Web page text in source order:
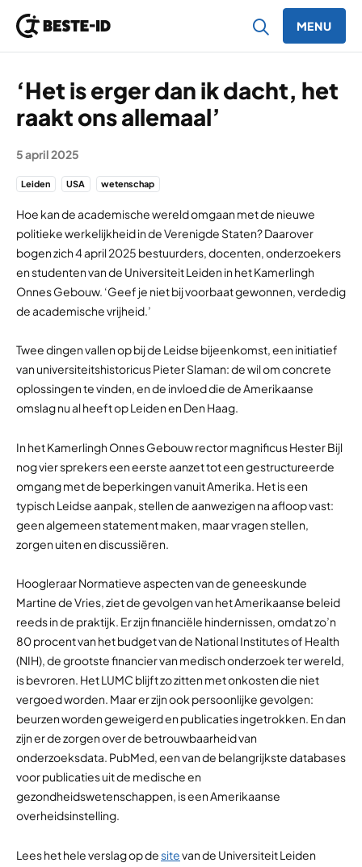
MENU
‘Het is erger dan ik dacht, het
raakt ons allemaal’
5 april 2025
Leiden USA wetenschap
Hoe kan de academische wereld omgaan met de nieuwe
politieke werkelijkheid in de Verenigde Staten? Daarover
bogen zich 4 april 2025 bestuurders, docenten, onderzoekers
en studenten van de Universiteit Leiden in het Kamerlingh
Onnes Gebouw. ‘Geef je niet bij voorbaat gewonnen, verdedig
de academische vrijheid.’
Twee dingen vallen op bij de Leidse bijeenkomst, een initiatief
van universiteitshistoricus Pieter Slaman: de wil om concrete
oplossingen te vinden, en de invloed die de Amerikaanse
omslag nu al heeft op Leiden en Den Haag.
In het Kamerlingh Onnes Gebouw rector magnificus Hester Bijl
nog vier sprekers een eerste aanzet tot een gestructureerde
omgang met de beperkingen vanuit Amerika. Het is een
typisch Leidse aanpak, stellen de aanwezigen na afloop vast:
geen algemeen statement maken, maar vragen stellen,
zorgen uiten en discussiëren.
Hoogleraar Normatieve aspecten van de geneeskunde
Martine de Vries, ziet de gevolgen van het Amerikaanse beleid
reeds in de praktijk. Er zijn financiële hindernissen, omdat zo’n
80 procent van het budget van de National Institutes of Health
(NIH), de grootste financier van medisch onderzoek ter wereld,
is bevroren. Het LUMC blijft zo zitten met onkosten die niet
vergoed worden. Maar er zijn ook persoonlijke gevolgen:
beurzen worden geweigerd en publicaties ingetrokken. En dan
zijn er de zorgen over de betrouwbaarheid van
onderzoeksdata. PubMed, een van de belangrijkste databases
voor publicaties uit de medische en
gezondheidswetenschappen, is een Amerikaanse
overheidsinstelling.
Lees het hele verslag op de sitevan de Universiteit Leiden